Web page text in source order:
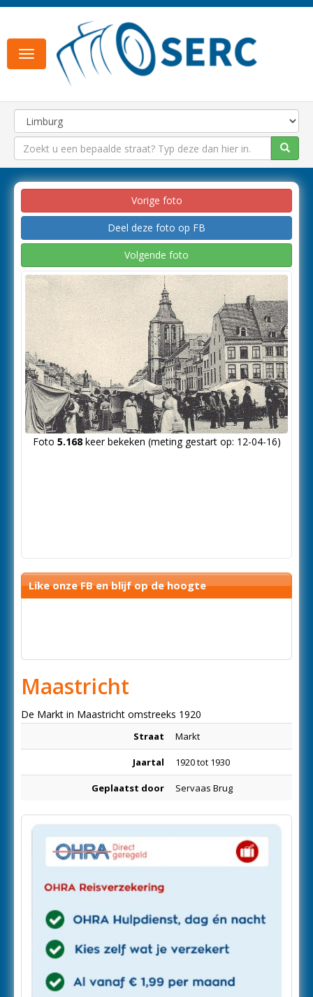
Toggle
navigation
Vorige foto
Deel deze foto op FB
Volgende foto
Foto 5.168keer bekeken (meting gestart op: 12-04-16)
Like onze FB en blijf op de hoogte
Maastricht
De Markt in Maastricht omstreeks 1920
Straat Markt
Jaartal 1920 tot 1930
Geplaatst door Servaas Brug